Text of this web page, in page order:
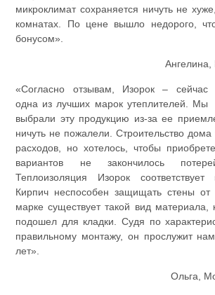
микроклимат сохраняется ничуть не
комнатах. По цене вышло недорого,
бонусом».
Ангелина,
«Согласно отзывам, Изорок – сейчас
одна из лучших марок утеплителей. Мы
выбрали эту продукцию из-за ее
ничуть не пожалели. Строительство дома
расходов, но хотелось, чтобы
вариантов не закончилось
Теплоизоляция Изорок соответствует
Кирпич неспособен защищать стены
марке существует такой вид материала,
подошел для кладки. Судя по
правильному монтажу, он прослужит
лет».
Ольга,